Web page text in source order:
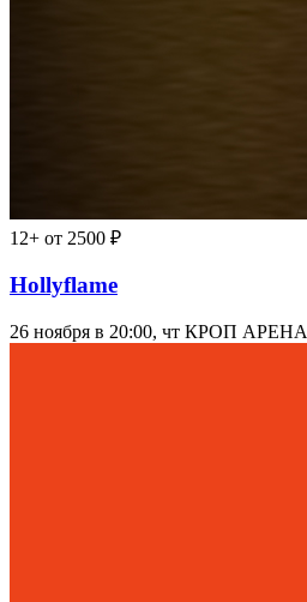
12+ от 2500 ₽
Hollyflame
26 ноября в 20:00, чт КРОП АРЕНА